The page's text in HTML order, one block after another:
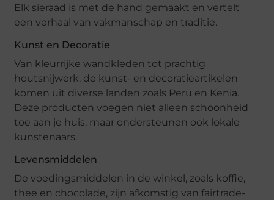
Elk sieraad is met de hand gemaakt en vertelt
een verhaal van vakmanschap en traditie.
Kunst en Decoratie
Van kleurrijke wandkleden tot prachtig
houtsnijwerk, de kunst- en decoratieartikelen
komen uit diverse landen zoals Peru en Kenia.
Deze producten voegen niet alleen schoonheid
toe aan je huis, maar ondersteunen ook lokale
kunstenaars.
Levensmiddelen
De voedingsmiddelen in de winkel, zoals koffie,
thee en chocolade, zijn afkomstig van fairtrade-